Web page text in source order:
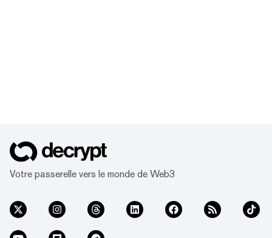
Votre passerelle vers le monde de Web3